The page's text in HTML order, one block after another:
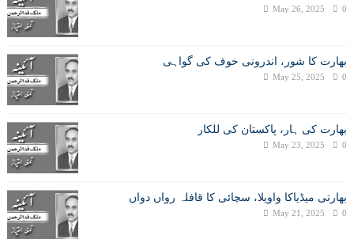
May 26, 2025 0
بھارت کا شور، اندرونی خوف کی گواہی
May 25, 2025 0
بھارت کی ہار، پاکستان کی للکار
May 23, 2025 0
بھارتی میڈیاکا واویلا، سچائی کا قافلہ رواں دواں
May 21, 2025 0